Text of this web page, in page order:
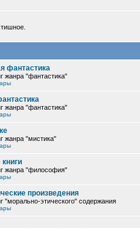
фантастика
жанра "фантастика"
жанра "фантастика"
жанра "мистика"
жанра "философия"
произведения
"морально-этического" содержания